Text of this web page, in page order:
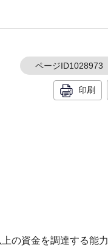
ページID1028973
印刷
の資金を調達する能